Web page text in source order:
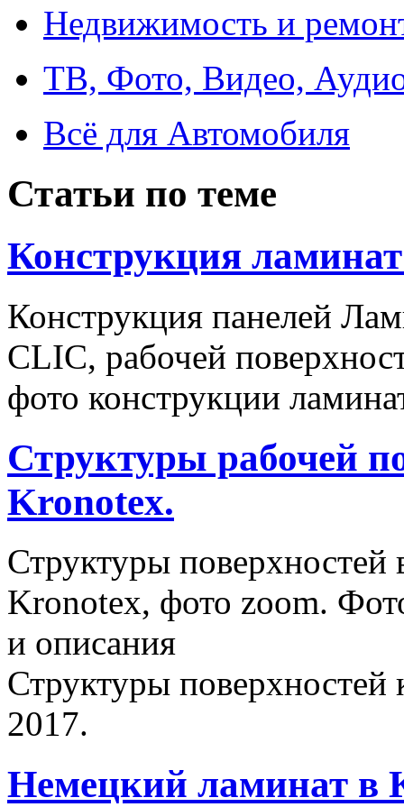
Недвижимость и
ТВ, Фото, Видео,
Всё для Автомобиля
Статьи по теме
Конструкция
Конструкция панелей
CLIC, рабочей
фото конструкции
Структуры рабочей
Kronotex.
Структуры поверхностей
Kronotex, фото zoom.
и описания
Структуры поверхностей
2017.
Немецкий ламинат в